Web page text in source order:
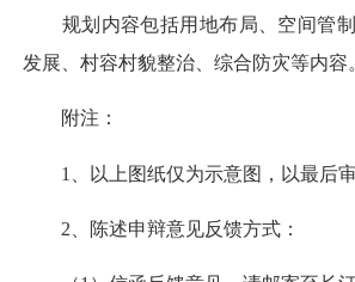
规划内容包括用地布局、空间管制
发展、村容村貌整治、综合防灾等内容
附注：
1、以上图纸仅为示意图，以最后审
2、陈述申辩意见反馈方式：